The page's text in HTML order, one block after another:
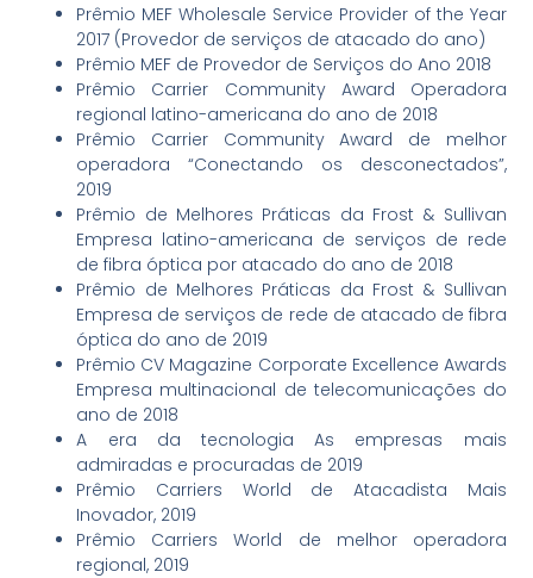
Prêmio MEF Wholesale Service Provider of the Year
2017 (Provedor de serviços de atacado do ano)
Prêmio MEF de Provedor de Serviços do Ano 2018
Prêmio Carrier Community Award Operadora
regional latino-americana do ano de 2018
Prêmio Carrier Community Award de melhor
operadora “Conectando os desconectados”,
2019
Prêmio de Melhores Práticas da Frost & Sullivan
Empresa latino-americana de serviços de rede
de fibra óptica por atacado do ano de 2018
Prêmio de Melhores Práticas da Frost & Sullivan
Empresa de serviços de rede de atacado de fibra
óptica do ano de 2019
Prêmio CV Magazine Corporate Excellence Awards
Empresa multinacional de telecomunicações do
ano de 2018
A era da tecnologia As empresas mais
admiradas e procuradas de 2019
Prêmio Carriers World de Atacadista Mais
Inovador, 2019
Prêmio Carriers World de melhor operadora
regional, 2019